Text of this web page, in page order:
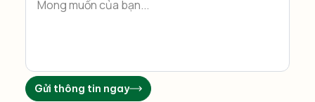
Gửi thông tin ngay